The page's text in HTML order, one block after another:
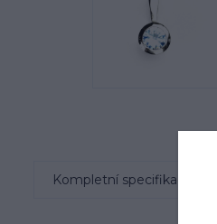
Kompletní specifikace